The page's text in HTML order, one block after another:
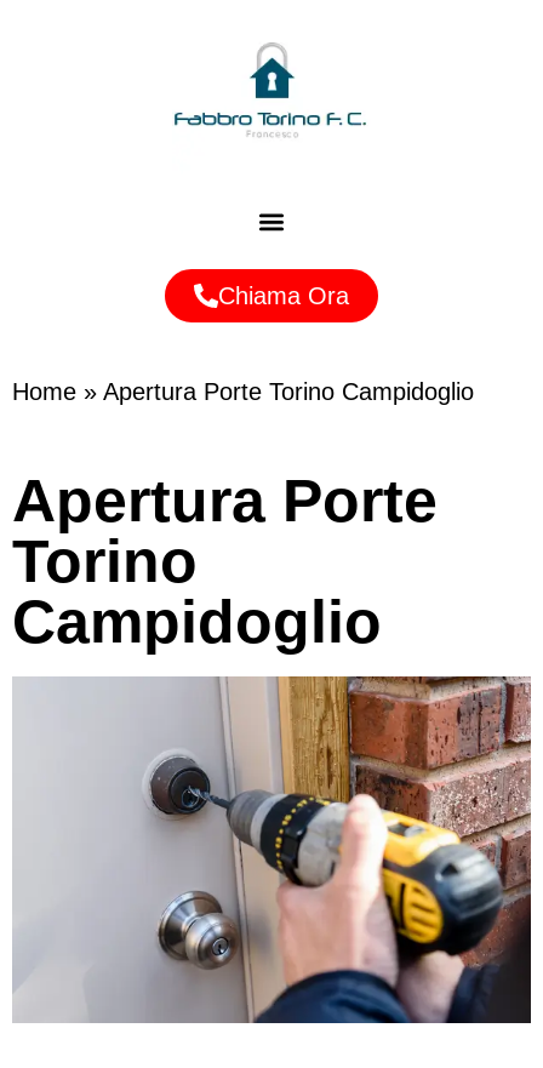
Chiama Ora
Home » Apertura Porte Torino Campidoglio
Apertura Porte
Torino
Campidoglio